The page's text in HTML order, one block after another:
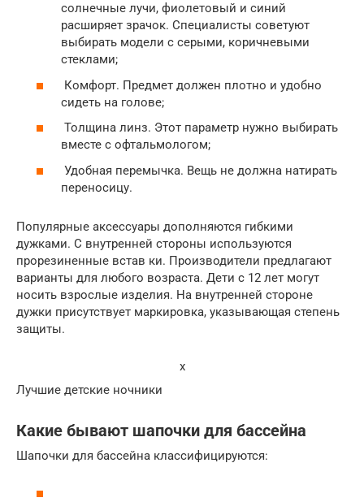
солнечные лучи, фиолетовый и синий
расширяет зрачок. Специалисты советуют
выбирать модели с серыми, коричневыми
стеклами;
Комфорт. Предмет должен плотно и удобно
сидеть на голове;
Толщина линз. Этот параметр нужно выбирать
вместе с офтальмологом;
Удобная перемычка. Вещь не должна натирать
переносицу.
Популярные аксессуары дополняются гибкими
дужками. С внутренней стороны используются
прорезиненные встав ки. Производители предлагают
варианты для любого возраста. Дети с 12 лет могут
носить взрослые изделия. На внутренней стороне
дужки присутствует маркировка, указывающая степень
защиты.
x
Лучшие детские ночники
Какие бывают шапочки для бассейна
Шапочки для бассейна классифицируются: